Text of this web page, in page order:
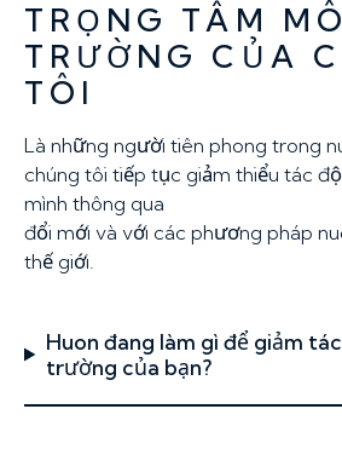
TRỌNG TÂM
TRƯỜNG CỦA
TÔI
Là những người tiên phong trong
chúng tôi tiếp tục giảm thiểu tác
mình thông qua
đổi mới và với các phương pháp
thế giới.
Huon đang làm gì để giảm
trường của bạn?